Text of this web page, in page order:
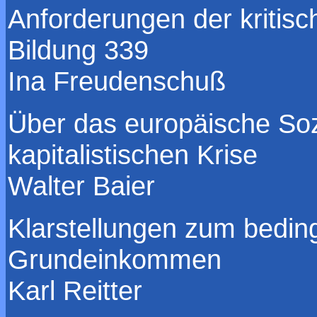
Anforderungen der
Bildung 339
Ina Freudenschuß
Über das europäische
kapitalistischen Krise
Walter Baier
Klarstellungen zum
Grundeinkommen
Karl Reitter